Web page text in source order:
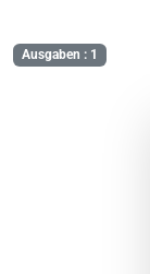
Ausgaben : 1